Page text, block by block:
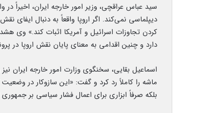
سید عباس عراقچی، وزیر امور خارجه ایران، اخیراً
دیپلماسی نمی‌کند. اگر اروپا واقعاً به دنبال ایفای
کردن تجاوزات اسرائیل و آمریکا اثبات کند.» وی
دارد و چنین اقدامی به معنای پایان نقش اروپا در
اسماعیل بقایی، سخنگوی وزارت امور خارجه
ماشه را کاملاً رد کرد و گفت: «این سازوکار در
بلکه صرفاً ابزاری برای اعمال فشار سیاسی بر